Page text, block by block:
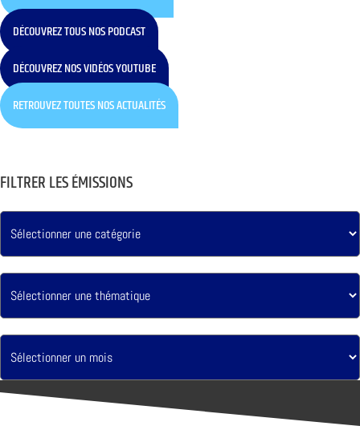
DÉCOUVREZ TOUS NOS PODCAST
DÉCOUVREZ NOS VIDÉOS YOUTUBE
RETROUVEZ TOUTES NOS ACTUALITÉS
FILTRER LES ÉMISSIONS